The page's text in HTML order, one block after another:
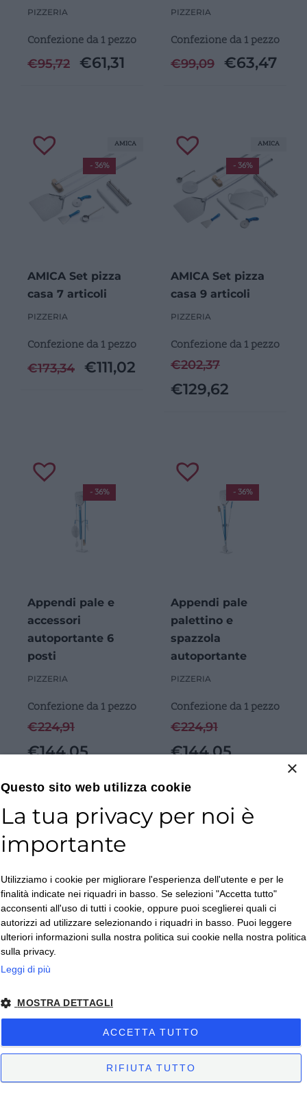
PIZZERIA
Confezione da 1 pezzo
€95,72 €61,31
PIZZERIA
Confezione da 1 pezzo
€99,09 €63,47
AMICA Set pizza
casa 7 articoli
PIZZERIA
Confezione da 1 pezzo
€173,34 €111,02
- 36%
AMICA
AMICA Set pizza
casa 9 articoli
PIZZERIA
Confezione da 1 pezzo
€202,37
€129,62
- 36%
AMICA
Appendi pale e
accessori
autoportante 6
posti
PIZZERIA
Confezione da 1 pezzo
€224,91
€144,05
- 36%
Appendi pale
palettino e
spazzola
autoportante
PIZZERIA
Confezione da 1 pezzo
€224,91
€144,05
- 36%
Appendipala da
posti
PRONTA CONSEGNA
Confezione da 1 pezzo
€22,31
- 36%
PRONTA CONSEGNA
Confezione da 1 pezzo
€27,07
×
Questo sito web utilizza cookie
La tua privacy per noi è
importante
Utilizziamo i cookie per migliorare l'esperienza dell'utente e per le
finalità indicate nei riquadri in basso. Se selezioni "Accetta tutto"
acconsenti all'uso di tutti i cookie, oppure puoi sceglierei quali ci
autorizzi ad utilizzare selezionando i riquadri in basso. Puoi leggere
ulteriori informazioni sulla nostra politica sui cookie nella nostra politica
sulla privacy.
Leggi di più
MOSTRA DETTAGLI
ACCETTA TUTTO
RIFIUTA TUTTO